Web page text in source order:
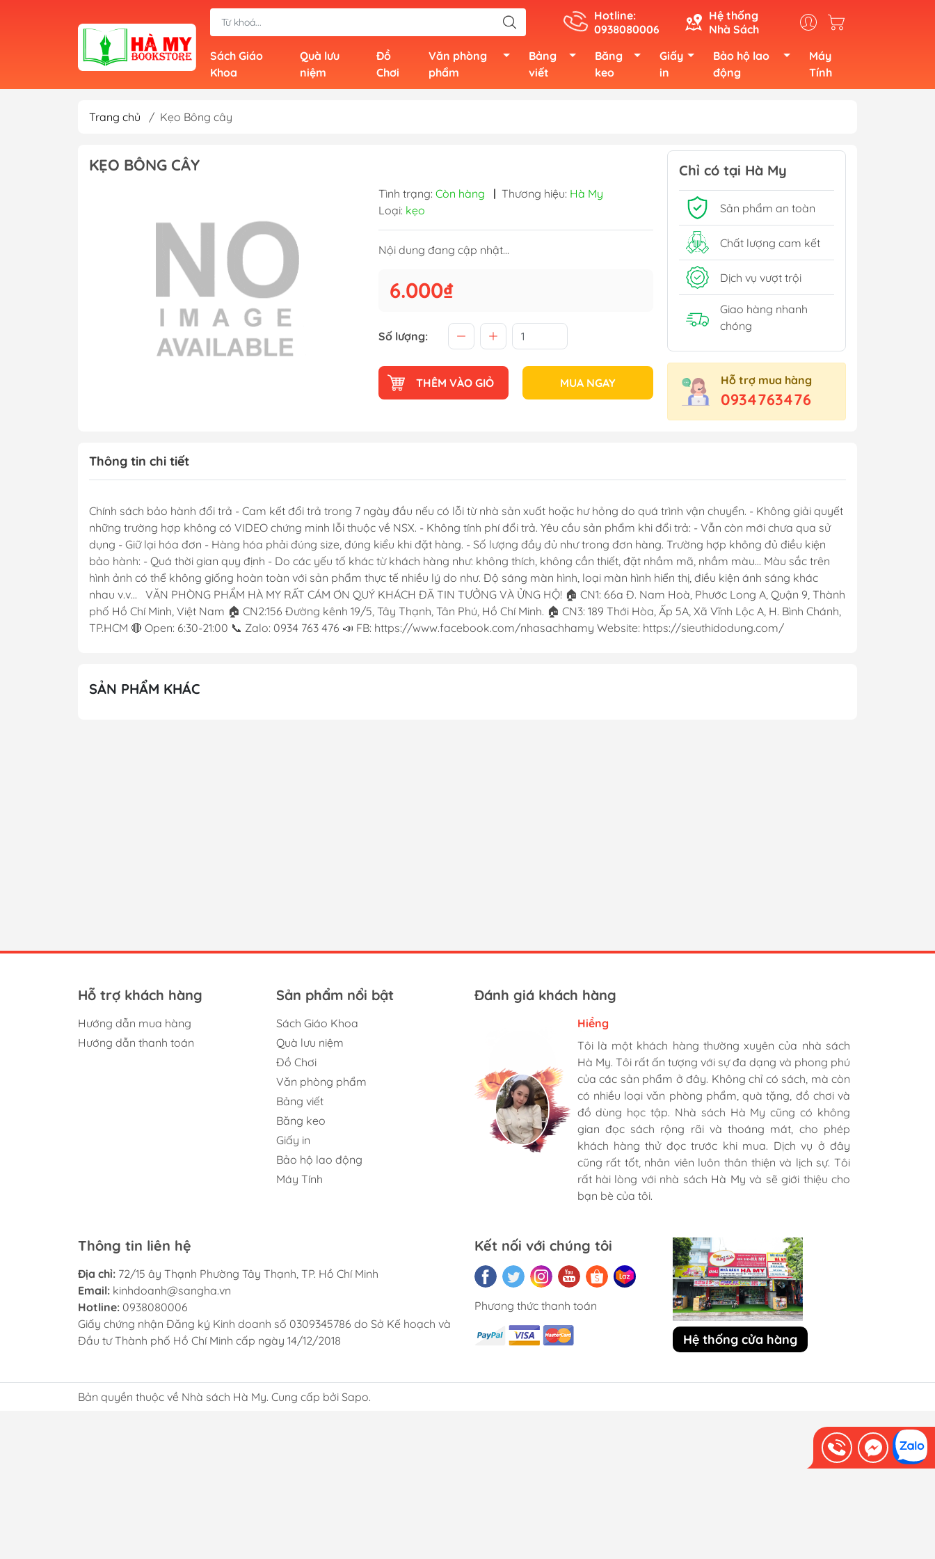
Hotline:
0938080006
Hệ thống
Nhà Sách
Sách Giáo
Khoa
Quà lưu
niệm
Đồ
Chơi
Văn phòng
phẩm
Bảng
viết
Băng
keo
Giấy
in
Bảo hộ lao
động
Máy
Tính
Trang chủ / Kẹo Bông cây
KẸO BÔNG CÂY
Tình trạng: Còn hàng | Thương hiệu: Hà My
Loại: kẹo
Nội dung đang cập nhật...
6.000₫
Số lượng:
THÊM VÀO GIỎ MUA NGAY
Chỉ có tại Hà My
Sản phẩm an toàn
Chất lượng cam kết
Dịch vụ vượt trội
Giao hàng nhanh
chóng
Hỗ trợ mua hàng
0934763476
Thông tin chi tiết
Chính sách bảo hành đổi trả - Cam kết đổi trả trong 7 ngày đầu nếu có lỗi từ nhà sản xuất hoặc hư hỏng do quá trình vận chuyển. - Không giải quyết
những trường hợp không có VIDEO chứng minh lỗi thuộc về NSX. - Không tính phí đổi trả. Yêu cầu sản phẩm khi đổi trả: - Vẫn còn mới chưa qua sử
dụng - Giữ lại hóa đơn - Hàng hóa phải đúng size, đúng kiểu khi đặt hàng. - Số lượng đầy đủ như trong đơn hàng. Trường hợp không đủ điều kiện
bảo hành: - Quá thời gian quy định - Do các yếu tố khác từ khách hàng như: không thích, không cần thiết, đặt nhầm mã, nhầm màu... Màu sắc trên
hình ảnh có thể không giống hoàn toàn với sản phẩm thực tế nhiều lý do như. Độ sáng màn hình, loại màn hình hiển thị, điều kiện ánh sáng khác
nhau v.v... VĂN PHÒNG PHẨM HÀ MY RẤT CÁM ƠN QUÝ KHÁCH ĐÃ TIN TƯỞNG VÀ ỬNG HỘ! 🏠 CN1: 66a Đ. Nam Hoà, Phước Long A, Quận 9, Thành
phố Hồ Chí Minh, Việt Nam 🏠 CN2:156 Đường kênh 19/5, Tây Thạnh, Tân Phú, Hồ Chí Minh. 🏠 CN3: 189 Thới Hòa, Ấp 5A, Xã Vĩnh Lộc A, H. Bình Chánh,
TP.HCM 🔴 Open: 6:30-21:00 📞 Zalo: 0934 763 476 📣 FB: https://www.facebook.com/nhasachhamy Website: https://sieuthidodung.com/
SẢN PHẨM KHÁC
Hỗ trợ khách hàng
Hướng dẫn mua hàng
Hướng dẫn thanh toán
Sản phẩm nổi bật
Sách Giáo Khoa
Quà lưu niệm
Đồ Chơi
Văn phòng phẩm
Bảng viết
Băng keo
Giấy in
Bảo hộ lao động
Máy Tính
Đánh giá khách hàng
Hiềng
Tôi là một khách hàng thường xuyên của nhà sách
Hà My. Tôi rất ấn tượng với sự đa dạng và phong phú
của các sản phẩm ở đây. Không chỉ có sách, mà còn
có nhiều loại văn phòng phẩm, quà tặng, đồ chơi và
đồ dùng học tập. Nhà sách Hà My cũng có không
gian đọc sách rộng rãi và thoáng mát, cho phép
khách hàng thử đọc trước khi mua. Dịch vụ ở đây
cũng rất tốt, nhân viên luôn thân thiện và lịch sự. Tôi
rất hài lòng với nhà sách Hà My và sẽ giới thiệu cho
bạn bè của tôi.
Ngọc Dung
Mình rất là hài lòng khi đến nhà sách Hà My. Họ có
nhiều loại sách hay và phong phú, từ văn học, khoa
học, kinh tế, đến sách thiếu nhi, sách ngoại ngữ và
sách kỹ năng sống. Nhân viên ở đây rất thân thiện và
cực nhiệt tình, luôn tư vấn và giúp đỡ khách hàng.
Dịch vụ giao hàng cũng rất nhanh chóng và tiện lợi.
Tôi sẽ tiếp tục ủng hộ nhà sách Hà My trong tương
lai.
Tâm
Tới đây mua hàng cho công ty nhiều lần rồi. sản
phẩm giá rẻ hơn mấy chỗ khác. Có bán sỉ nên giá
cực kỳ ổn. Chiều làm zìa hay chở bồ vào đây tô
tượng... cũng vui.
Thông tin liên hệ
Địa chỉ: 72/15 ây Thạnh Phường Tây Thạnh, TP. Hồ Chí Minh
Email: kinhdoanh@sangha.vn
Hotline: 0938080006
Giấy chứng nhận Đăng ký Kinh doanh số 0309345786 do Sở Kế hoạch và
Đầu tư Thành phố Hồ Chí Minh cấp ngày 14/12/2018
Kết nối với chúng tôi
Phương thức thanh toán
Hệ thống cửa hàng
Bản quyền thuộc về Nhà sách Hà My. Cung cấp bởi Sapo.